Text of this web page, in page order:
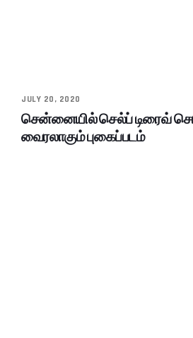
JULY 20, 2020
சென்னையில் செல்ப் டிரைவ்
வைரலாகும் புகைப்படம்